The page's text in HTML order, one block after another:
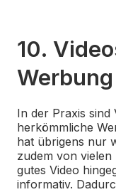
10.
Werbung
In der Praxis sind
herkömmliche
hat übrigens nur
zudem von
gutes Video
informativ.